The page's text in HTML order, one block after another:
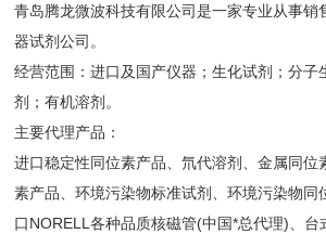
青岛腾龙微波科技有限公司是一家专业从事销
器试剂公司。
经营范围：进口及国产仪器；生化试剂；分子
剂；有机溶剂。
主要代理产品：
进口稳定性同位素产品、氘代溶剂、金属同位
素产品、环境污染物标准试剂、环境污染物同
口NORELL各种品质核磁管(中国*总代理)、台